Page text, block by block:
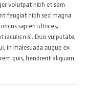
volutpat nibh et sem
feugiat nibh sed magna
sapien ultrices,
nisl. Duis vulputate,
in malesuada augue ex
quis, hendrerit aliquam